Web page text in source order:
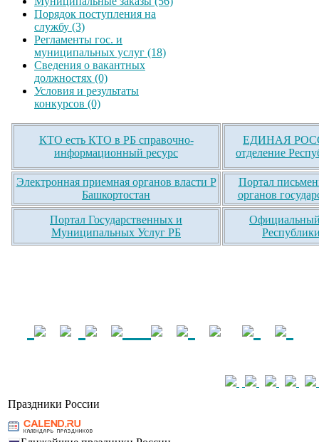
Порядок поступления на
службу (3)
Регламенты гос. и
муниципальных услуг (18)
Сведения о вакантных
должностях (0)
Условия и результаты
конкурсов (0)
КТО есть КТО в РБ справочно-
информационный ресурс
ЕДИНАЯ
отделение
Электронная приемная органов власти Р
Башкортостан
Портал
органов
Портал Государственных и
Муниципальных Услуг РБ
Официальный
Праздники России